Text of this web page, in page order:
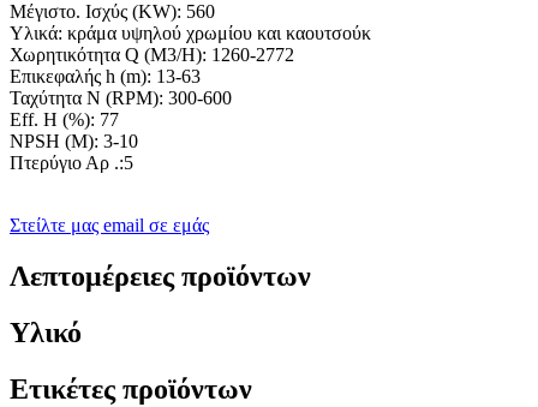
Μέγιστο. Ισχύς (KW): 560
Υλικά: κράμα υψηλού χρωμίου και καουτσούκ
Χωρητικότητα Q (M3/H): 1260-2772
Επικεφαλής h (m): 13-63
Ταχύτητα N (RPM): 300-600
Eff. Η (%): 77
NPSH (M): 3-10
Πτερύγιο Αρ .:5
Στείλτε μας email σε εμάς
Λεπτομέρειες προϊόντων
Υλικό
Ετικέτες προϊόντων